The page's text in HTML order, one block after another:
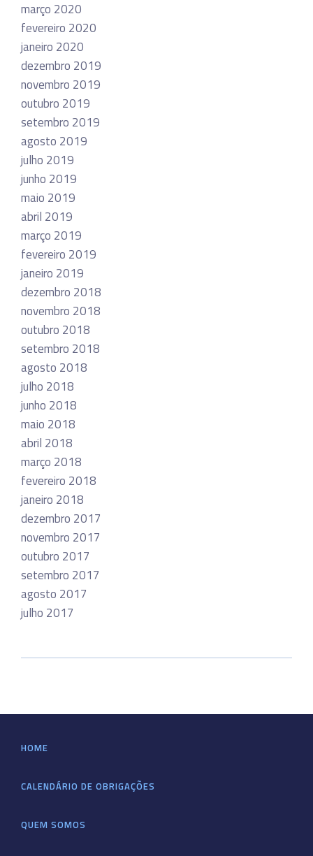
março 2020
fevereiro 2020
janeiro 2020
dezembro 2019
novembro 2019
outubro 2019
setembro 2019
agosto 2019
julho 2019
junho 2019
maio 2019
abril 2019
março 2019
fevereiro 2019
janeiro 2019
dezembro 2018
novembro 2018
outubro 2018
setembro 2018
agosto 2018
julho 2018
junho 2018
maio 2018
abril 2018
março 2018
fevereiro 2018
janeiro 2018
dezembro 2017
novembro 2017
outubro 2017
setembro 2017
agosto 2017
julho 2017
HOME
CALENDÁRIO DE OBRIGAÇÕES
QUEM SOMOS